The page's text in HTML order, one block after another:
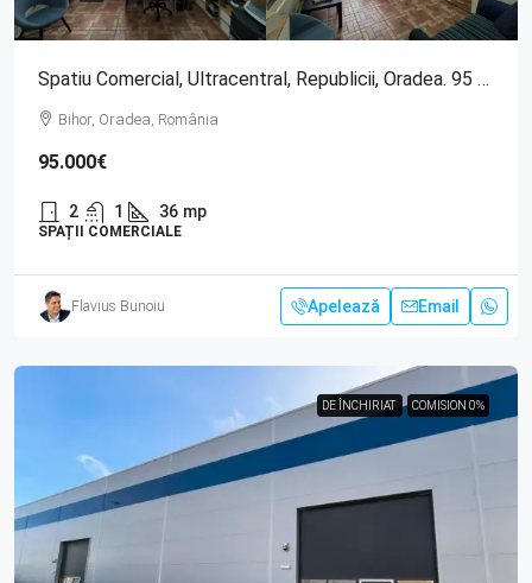
Spatiu Comercial, Ultracentral, Republicii, Oradea. 95 000 E. Com 0
Bihor, Oradea, România
95.000€
2 1 36 mp
SPAȚII COMERCIALE
Flavius Bunoiu Apelează Email
DE ÎNCHIRIAT COMISION 0%
DE ÎNCHIRIAT COMISION 0%